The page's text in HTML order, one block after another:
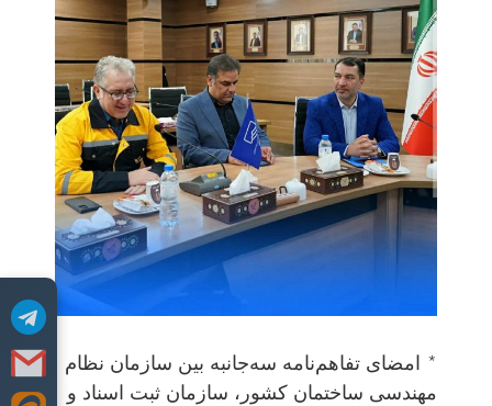
* امضای تفاهم‌نامه سه‌جانبه بین سازمان نظام
مهندسی ساختمان کشور، سازمان ثبت‌ اسناد و